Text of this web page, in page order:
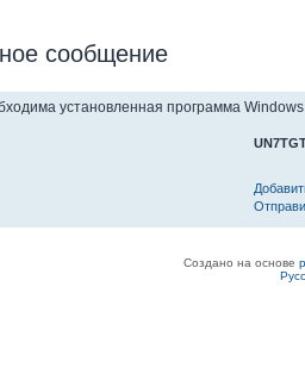
сообщение
установленная программа
Создано на основе